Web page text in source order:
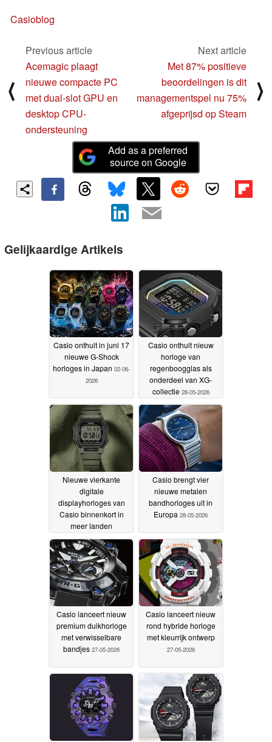
Casioblog
⟨
Previous article
Acemagic plaagt
nieuwe compacte PC
met dual-slot GPU en
desktop CPU-
ondersteuning
Next article
Met 87% positieve
beoordelingen is dit
managementspel nu 75%
afgeprijsd op Steam
⟩
Add as a preferred
source on Google
Gelijkaardige Artikels
Casio onthult in juni 17
nieuwe G-Shock
horloges in Japan 02-06-
2026
Casio onthult nieuw
horloge van
regenboogglas als
onderdeel van XG-
collectie 28-05-2026
Nieuwe vierkante
digitale
displayhorloges van
Casio binnenkort in
meer landen
verkrijgbaar28-05-2026
Casio brengt vier
nieuwe metalen
bandhorloges uit in
Europa 28-05-2026
Casio lanceert nieuw
premium duikhorloge
met verwisselbare
bandjes 27-05-2026
Casio lanceert nieuw
rond hybride horloge
met kleurrijk ontwerp
27-05-2026